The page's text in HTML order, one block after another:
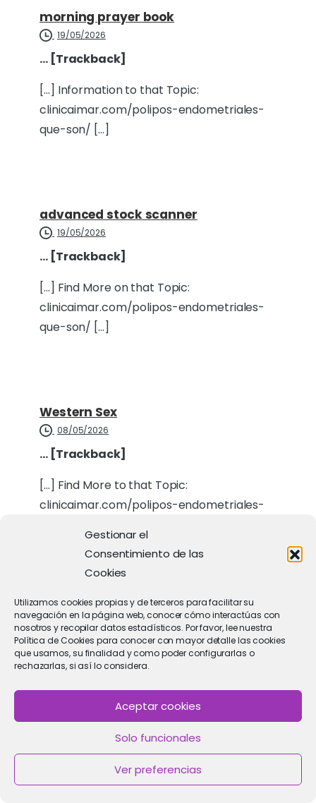
Gestionar el
Consentimiento de las
Cookies
Utilizamos cookies propias y de terceros para facilitar su
navegación en la página web, conocer cómo interactúas con
nosotros y recopilar datos estadísticos. Por favor, lee nuestra
Política de Cookies para conocer con mayor detalle las cookies
que usamos, su finalidad y como poder configurarlas o
rechazarlas, si así lo considera.
Aceptar cookies
Solo funcionales
Ver preferencias
morning prayer book
19/05/2026
… [Trackback]
[…] Information to that Topic:
clinicaimar.com/polipos-endometriales-
que-son/ […]
advanced stock scanner
19/05/2026
… [Trackback]
[…] Find More on that Topic:
clinicaimar.com/polipos-endometriales-
que-son/ […]
Western Sex
08/05/2026
… [Trackback]
[…] Find More to that Topic:
clinicaimar.com/polipos-endometriales-
เว็บตรงฝากถอนง่าย
07/05/2026
… [Trackback]
clinicaimar.com/polipos-endometriales-
que-son/ […]